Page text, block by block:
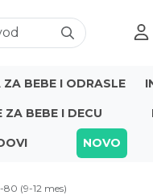
BEBE I ODRASLE
ZA BEBE I DECU
NOVO
(9-12 mes)